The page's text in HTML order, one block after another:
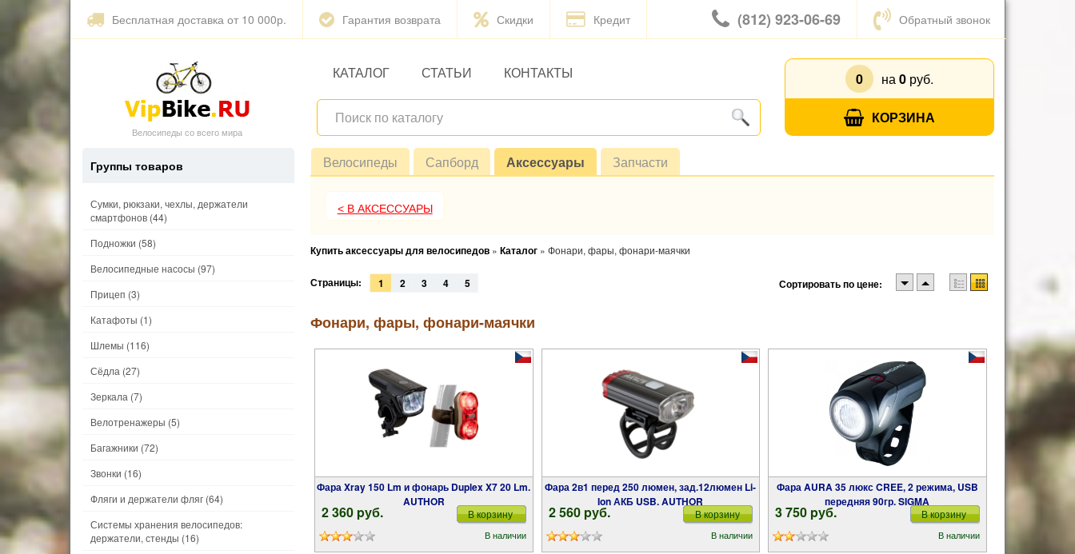
Бесплатная доставка от 10 000р. Гарантия возврата Скидки Кредит (812) 923-06-69 Обратный звонок
Велосипеды со всего мира
КАТАЛОГ СТАТЬИ КОНТАКТЫ 0 на 0руб.
КОРЗИНА
Велосипеды Сапборд Аксессуары Запчасти
< В АКСЕССУАРЫ
Купить аксессуары для велосипедов » Каталог » Фонари, фары, фонари-маячки
Страницы: 1 2 3 4 5 Сортировать по цене:
Фонари, фары, фонари-маячки
Фара Xray 150 Lm и фонарь Duplex X7 20 Lm.
AUTHOR
2 360 pуб. В корзину
В наличии
Фара 2в1 перед 250 люмен, зад.12люмен Li-
Ion АКБ USB. AUTHOR
2 560 pуб. В корзину
В наличии
Фара AURA 35 люкс CREE, 2 режима, USB
передняя 90гр. SIGMA
3 750 pуб. В корзину
В наличии
Группы товаров
Сумки, рюкзаки, чехлы, держатели
смартфонов (44)
Подножки (58)
Велосипедные насосы (97)
Прицеп (3)
Катафоты (1)
Шлемы (116)
Сёдла (27)
Зеркала (7)
Велотренажеры (5)
Багажники (72)
Звонки (16)
Фляги и держатели фляг (64)
Системы хранения велосипедов:
держатели, стенды (16)